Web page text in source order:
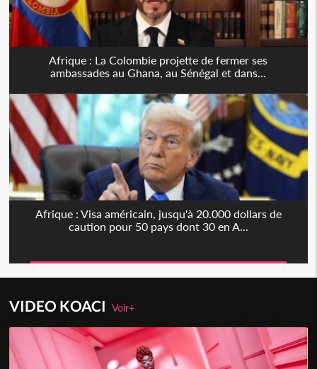
Afrique : La Colombie projette de fermer ses
ambassades au Ghana, au Sénégal et dans...
Afrique : Visa américain, jusqu'à 20.000 dollars de
caution pour 50 pays dont 30 en A...
VIDEO KOACIVoir+